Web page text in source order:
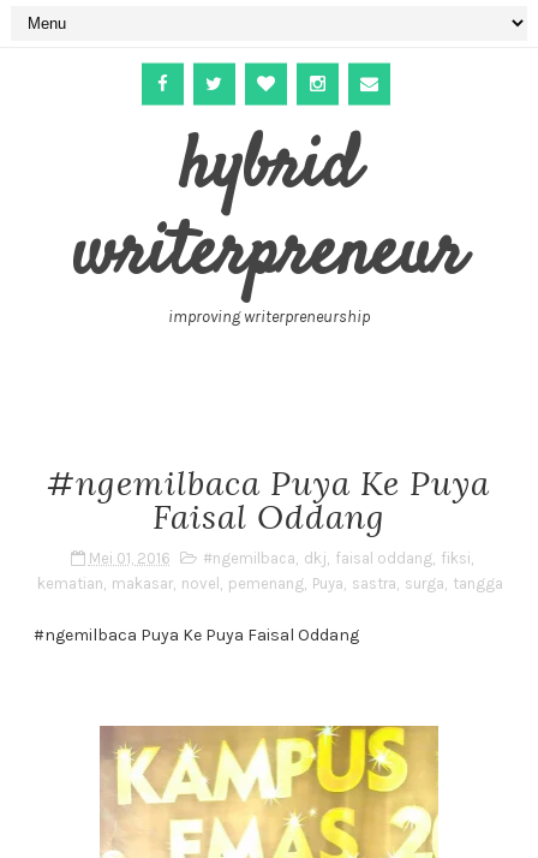
hybrid
writerpreneur
improving writerpreneurship
#ngemilbaca Puya Ke Puya
Faisal Oddang
Mei 01, 2016 #ngemilbaca, dkj, faisal oddang, fiksi,
kematian, makasar, novel , pemenang, Puya, sastra, surga, tangga
#ngemilbaca Puya Ke Puya Faisal Oddang